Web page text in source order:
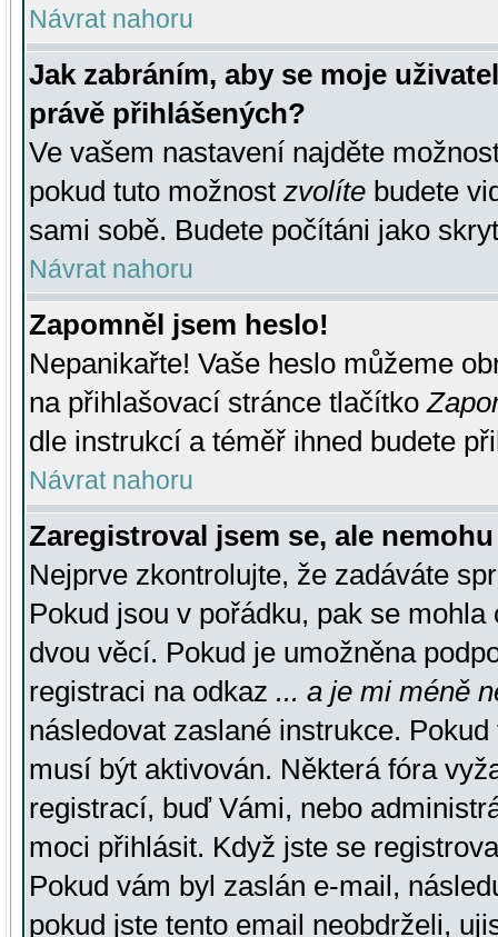
Návrat nahoru
Jak zabráním, aby se moje
právě přihlášených?
Ve vašem nastavení najděte
pokud tuto možnost zvolíte budete
sami sobě. Budete počítáni jako
Návrat nahoru
Zapomněl jsem heslo!
Nepanikařte! Vaše heslo můžeme
na přihlašovací stránce tlačítko
dle instrukcí a téměř ihned budete
Návrat nahoru
Zaregistroval jsem se, ale
Nejprve zkontrolujte, že zadáváte
Pokud jsou v pořádku, pak se
dvou věcí. Pokud je umožněna
registraci na odkaz ... a je mi méně
následovat zaslané instrukce.
musí být aktivován. Některá fóra
registrací, buď Vámi, nebo
moci přihlásit. Když jste se
Pokud vám byl zaslán e-mail,
pokud jste tento email neobdrželi,